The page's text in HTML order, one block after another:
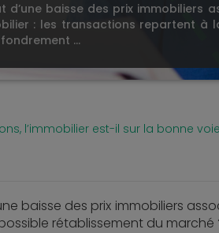
baisse des prix immobiliers
: les transactions repartent à
…
l’immobilier est-il sur la bonne
baisse des prix immobiliers
rétablissement du marché